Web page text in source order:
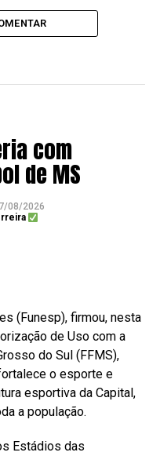
com
de MS
08/2026
(Funesp), firmou, nesta
de Uso com a
do Sul (FFMS),
o esporte e
esportiva da Capital,
a população.
Estádios das